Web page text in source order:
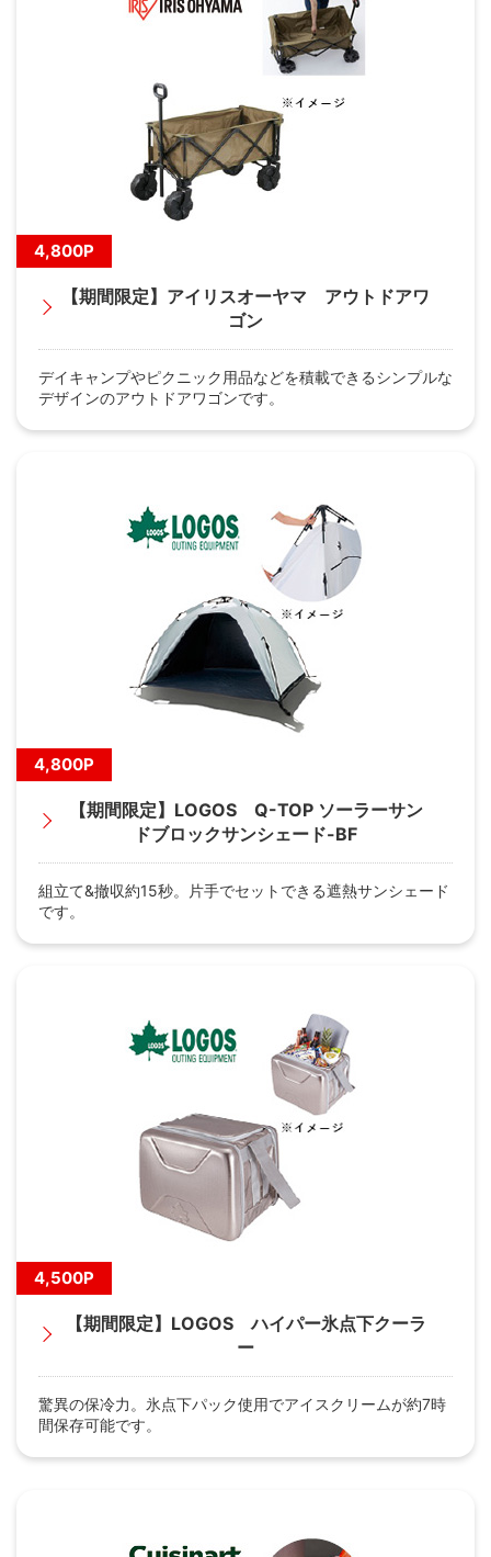
4,800P
【期間限定】アイリスオーヤマ アウトドアワ
ゴン
デイキャンプやピクニック用品などを積載できるシンプルな
デザインのアウトドアワゴンです。
4,800P
【期間限定】LOGOS Q-TOP ソーラーサン
ドブロックサンシェード-BF
組立て&撤収約15秒。片手でセットできる遮熱サンシェード
です。
4,500P
【期間限定】LOGOS ハイパー氷点下クーラ
ー
驚異の保冷力。氷点下パック使用でアイスクリームが約7時
間保存可能です。